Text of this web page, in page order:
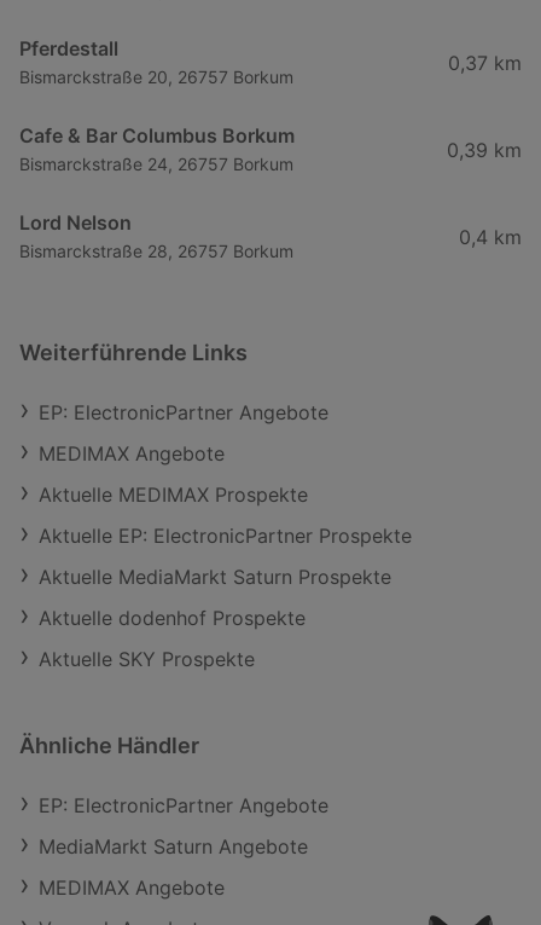
Pferdestall
Bismarckstraße 20, 26757 Borkum
0,37 km
Cafe & Bar Columbus Borkum
Bismarckstraße 24, 26757 Borkum
0,39 km
Lord Nelson
Bismarckstraße 28, 26757 Borkum
0,4 km
Weiterführende Links
EP: ElectronicPartner Angebote
MEDIMAX Angebote
Aktuelle MEDIMAX Prospekte
Aktuelle EP: ElectronicPartner Prospekte
Aktuelle MediaMarkt Saturn Prospekte
Aktuelle dodenhof Prospekte
Aktuelle SKY Prospekte
Ähnliche Händler
EP: ElectronicPartner Angebote
MediaMarkt Saturn Angebote
MEDIMAX Angebote